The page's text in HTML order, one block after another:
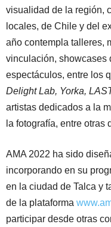
visualidad de la región,
locales, de Chile y del
año contempla talleres,
vinculación, showcases
espectáculos, entre los
Delight Lab, Yorka,
artistas dedicados a la
la fotografía, entre otras
AMA 2022 ha sido
incorporando en su
en la ciudad de Talca y
de la plataforma
participar desde otras